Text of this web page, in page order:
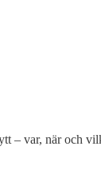
– var, när och